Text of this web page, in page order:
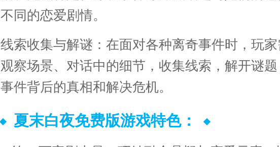
不同的恋爱剧情。
线索收集与解谜：在面对各种离奇事件时，玩
观察场景、对话中的细节，收集线索，解开谜
事件背后的真相和解决危机。
夏末白夜免费版游戏特色：